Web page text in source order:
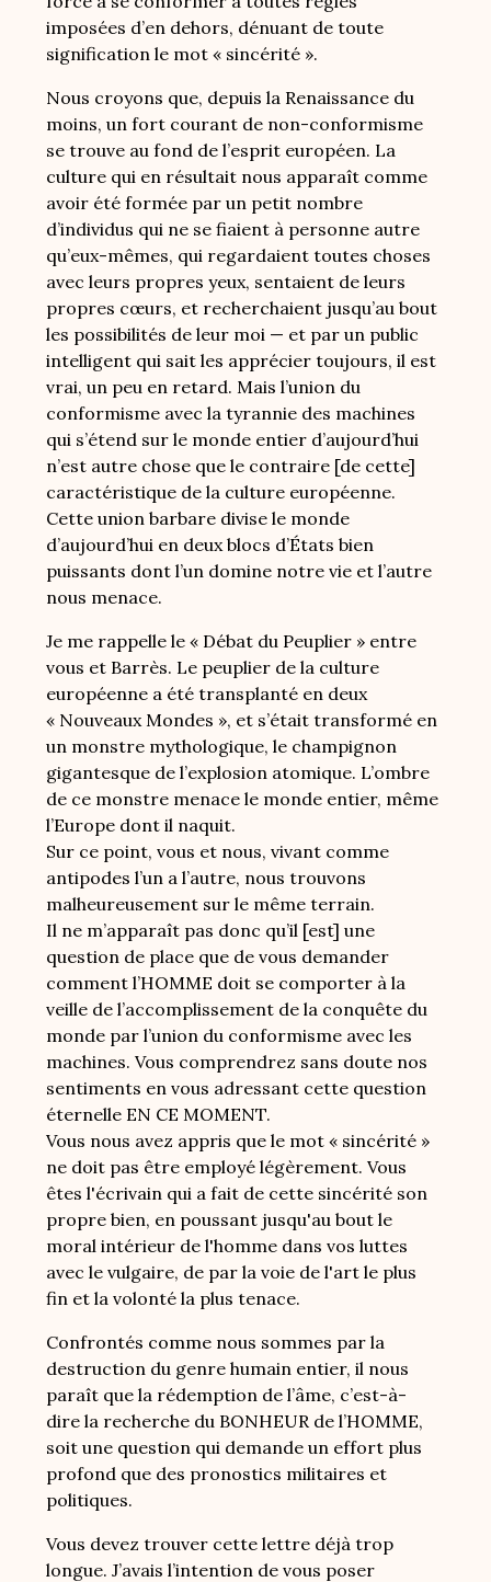
imposées d’en dehors, dénuant de toute
signification le mot « sincérité ».
Nous croyons que, depuis la Renaissance du
moins, un fort courant de non-conformisme
se trouve au fond de l’esprit européen. La
culture qui en résultait nous apparaît comme
avoir été formée par un petit nombre
d’individus qui ne se fiaient à personne autre
qu’eux-mêmes, qui regardaient toutes choses
avec leurs propres yeux, sentaient de leurs
propres cœurs, et recherchaient jusqu’au bout
les possibilités de leur moi — et par un public
intelligent qui sait les apprécier toujours, il est
vrai, un peu en retard. Mais l’union du
conformisme avec la tyrannie des machines
qui s’étend sur le monde entier d’aujourd’hui
n’est autre chose que le contraire [de cette]
caractéristique de la culture européenne.
Cette union barbare divise le monde
d’aujourd’hui en deux blocs d’États bien
puissants dont l’un domine notre vie et l’autre
nous menace.
Je me rappelle le « Débat du Peuplier » entre
vous et Barrès. Le peuplier de la culture
européenne a été transplanté en deux
« Nouveaux Mondes », et s’était transformé en
un monstre mythologique, le champignon
gigantesque de l’explosion atomique. L’ombre
de ce monstre menace le monde entier, même
l’Europe dont il naquit.
Sur ce point, vous et nous, vivant comme
antipodes l’un a l’autre, nous trouvons
malheureusement sur le même terrain.
Il ne m’apparaît pas donc qu’il [est] une
question de place que de vous demander
comment l’HOMME doit se comporter à la
veille de l’accomplissement de la conquête du
monde par l’union du conformisme avec les
machines. Vous comprendrez sans doute nos
sentiments en vous adressant cette question
éternelle EN CE MOMENT.
Vous nous avez appris que le mot « sincérité »
ne doit pas être employé légèrement. Vous
êtes l'écrivain qui a fait de cette sincérité son
propre bien, en poussant jusqu'au bout le
moral intérieur de l'homme dans vos luttes
avec le vulgaire, de par la voie de l'art le plus
fin et la volonté la plus tenace.
Confrontés comme nous sommes par la
destruction du genre humain entier, il nous
paraît que la rédemption de l’âme, c’est-à-
dire la recherche du BONHEUR de l’HOMME,
soit une question qui demande un effort plus
profond que des pronostics militaires et
politiques.
Vous devez trouver cette lettre déjà trop
longue. J’avais l’intention de vous poser